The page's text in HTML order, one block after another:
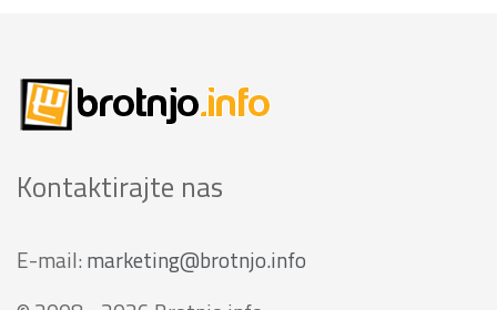
Kontaktirajte nas
E-mail: marketing@brotnjo.info